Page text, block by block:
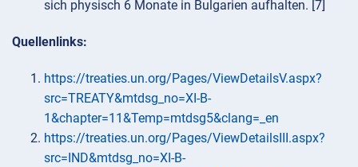
sich physisch 6 Monate in Bulgarien aufhalten. [7]
Quellenlinks:
https://treaties.un.org/Pages/ViewDetailsV.aspx?
src=TREATY&mtdsg_no=XI-B-
1&chapter=11&Temp=mtdsg5&clang=_en
https://treaties.un.org/Pages/ViewDetailsIII.aspx?
src=IND&mtdsg_no=XI-B-